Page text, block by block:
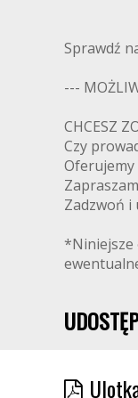
Sprawdź
---
CHCESZ
Czy
Oferujemy
Zadzwoń i
*Niniejsze